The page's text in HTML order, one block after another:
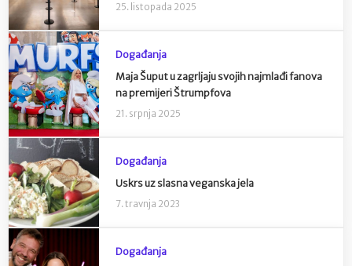
25. listopada 2025
Događanja
Maja Šuput u zagrljaju svojih najmlađi fanova
na premijeri Štrumpfova
21. srpnja 2025
Događanja
Uskrs uz slasna veganska jela
7. travnja 2023
Događanja